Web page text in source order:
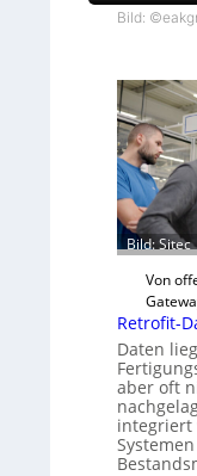
Bild:
Bild: Sitec
Von
Retrofit-
Daten
aber oft
integriert